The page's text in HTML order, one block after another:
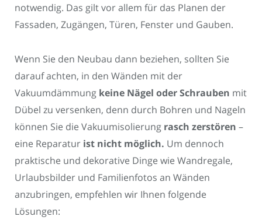
notwendig. Das gilt vor allem für das Planen der
Fassaden, Zugängen, Türen, Fenster und Gauben.
Wenn Sie den Neubau dann beziehen, sollten Sie
darauf achten, in den Wänden mit der
Vakuumdämmung keine Nägel oder Schrauben mit
Dübel zu versenken, denn durch Bohren und Nageln
können Sie die Vakuumisolierung rasch zerstören –
eine Reparatur ist nicht möglich. Um dennoch
praktische und dekorative Dinge wie Wandregale,
Urlaubsbilder und Familienfotos an Wänden
anzubringen, empfehlen wir Ihnen folgende
Lösungen: